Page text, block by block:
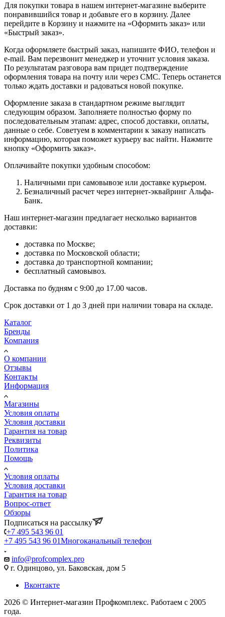
Для покупки товара в нашем интернет-магазине выберите
понравившийся товар и добавьте его в корзину. Далее
перейдите в Корзину и нажмите на «Оформить заказ» или
«Быстрый заказ».
Когда оформляете быстрый заказ, напишите ФИО, телефон и
e-mail. Вам перезвонит менеджер и уточнит условия заказа.
По результатам разговора вам придет подтверждение
оформления товара на почту или через СМС. Теперь останется
только ждать доставки и радоваться новой покупке.
Оформление заказа в стандартном режиме выглядит
следующим образом. Заполняете полностью форму по
последовательным этапам: адрес, способ доставки, оплаты,
данные о себе. Советуем в комментарии к заказу написать
информацию, которая поможет курьеру вас найти. Нажмите
кнопку «Оформить заказ».
Оплачивайте покупки удобным способом:
Наличными при самовывозе или доставке курьером.
Безналичный расчет через интернет-эквайринг Альфа-
Банк.
Наш интернет-магазин предлагает несколько вариантов
доставки:
доставка по Москве;
доставка по Московской области;
доставка до транспортной компании;
бесплатный самовывоз.
Доставка по будням с 9:00 до 17.00 часов.
Срок доставки от 1 до 3 дней при наличии товара на складе.
Каталог
Бренды
Компания
О компании
Отзывы
Контакты
Информация
Магазины
Условия оплаты
Условия доставки
Гарантия на товар
Реквизиты
Политика
Помощь
Условия оплаты
Условия доставки
Гарантия на товар
Вопрос-ответ
Обзоры
Подписаться на рассылку
+7 495 543 96 01
+7 495 543 96 01Многоканальный телефон
info@profcomplex.pro
г. Одинцово, ул. Баковская, дом 5
Вконтакте
2026 © Интернет-магазин Профкомплекс. Работаем с 2005
года.